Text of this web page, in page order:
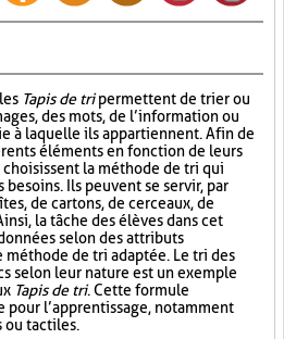
Tapis de tripermettent de trier ou
des mots, de l’information ou
à laquelle ils appartiennent. Afin de
éléments en fonction de leurs
la méthode de tri qui
Ils peuvent se servir, par
de cartons, de cerceaux, de
la tâche des élèves dans cet
selon des attributs
de tri adaptée. Le tri des
selon leur nature est un exemple
Tapis de tri. Cette formule
l’apprentissage, notamment
ou tactiles.